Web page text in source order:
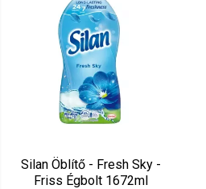
Silan Öblítő - Fresh Sky -
Friss Égbolt 1672ml